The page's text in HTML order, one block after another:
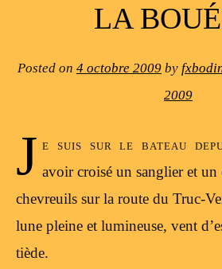
LA
Posted on 4 octobre 2009 by
2009
J e suis sur le bateau
avoir croisé un sanglier et un
chevreuils sur la route du Truc-
lune pleine et lumineuse, vent
tiède.